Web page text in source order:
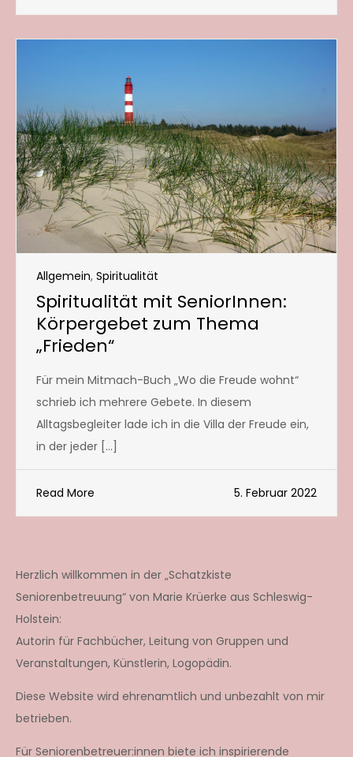
Allgemein, Spiritualität
Spiritualität mit SeniorInnen:
Körpergebet zum Thema
„Frieden“
Für mein Mitmach-Buch „Wo die Freude wohnt“
schrieb ich mehrere Gebete. In diesem
Alltagsbegleiter lade ich in die Villa der Freude ein,
in der jeder […]
Read More 5. Februar 2022
Herzlich willkommen in der „Schatzkiste
Seniorenbetreuung“ von Marie Krüerke aus Schleswig-
Holstein:
Autorin für Fachbücher, Leitung von Gruppen und
Veranstaltungen, Künstlerin, Logopädin.
Diese Website wird ehrenamtlich und unbezahlt von mir
betrieben.
Für Seniorenbetreuer:innen biete ich inspirierende